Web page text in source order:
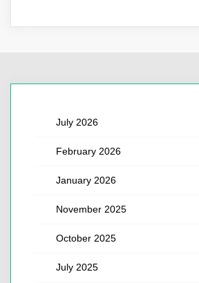
July 2026
February 2026
January 2026
November 2025
October 2025
July 2025